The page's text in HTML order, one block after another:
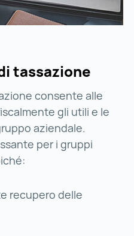
tassazione
consente alle
gli utili e le
aziendale.
per i gruppi
recupero delle